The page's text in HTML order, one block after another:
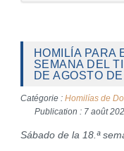
HOMILÍA PARA
SEMANA DEL
DE AGOSTO
Catégorie : Homilías de
Publication : 7 août
Sábado de la 18.ª